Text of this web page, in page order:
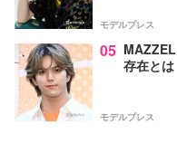
モデルプレス
05
存在とは
モデルプレス